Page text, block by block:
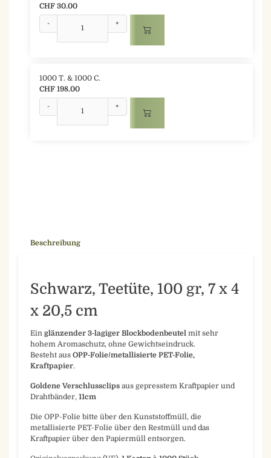
CHF 30.00
- +
1000 T. & 1000 C.
CHF 198.00
- +
Beschreibung
Schwarz, Teetüte, 100 gr, 7 x 4
x 20,5 cm
Ein glänzender 3-lagiger Blockbodenbeutel mit sehr
hohem Aromaschutz, ohne Gewichtseindruck.
Besteht aus OPP-Folie/metallisierte PET-Folie,
Kraftpapier.
Goldene Verschlussclips aus gepresstem Kraftpapier und
Drahtbänder, 11cm
Die OPP-Folie bitte über den Kunststoffmüll, die
metallisierte PET-Folie über den Restmüll und das
Kraftpapier über den Papiermüll entsorgen.